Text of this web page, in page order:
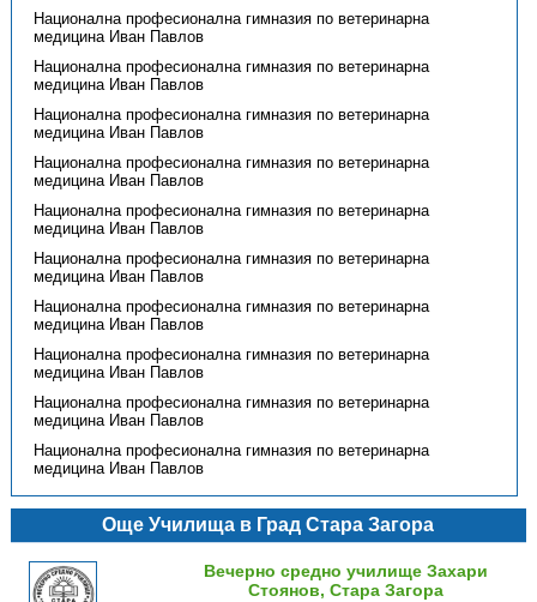
Национална професионална гимназия по ветеринарна
медицина Иван Павлов
Национална професионална гимназия по ветеринарна
медицина Иван Павлов
Национална професионална гимназия по ветеринарна
медицина Иван Павлов
Национална професионална гимназия по ветеринарна
медицина Иван Павлов
Национална професионална гимназия по ветеринарна
медицина Иван Павлов
Национална професионална гимназия по ветеринарна
медицина Иван Павлов
Национална професионална гимназия по ветеринарна
медицина Иван Павлов
Национална професионална гимназия по ветеринарна
медицина Иван Павлов
Национална професионална гимназия по ветеринарна
медицина Иван Павлов
Национална професионална гимназия по ветеринарна
медицина Иван Павлов
Още Училища в Град Стара Загора
Вечерно средно училище Захари
Стоянов, Стара Загора